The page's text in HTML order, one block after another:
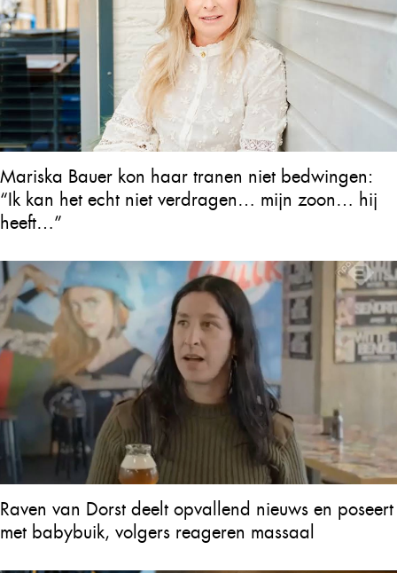
Mariska Bauer kon haar tranen niet bedwingen:
“Ik kan het echt niet verdragen… mijn zoon… hij
heeft…”
Raven van Dorst deelt opvallend nieuws en poseert
met babybuik, volgers reageren massaal